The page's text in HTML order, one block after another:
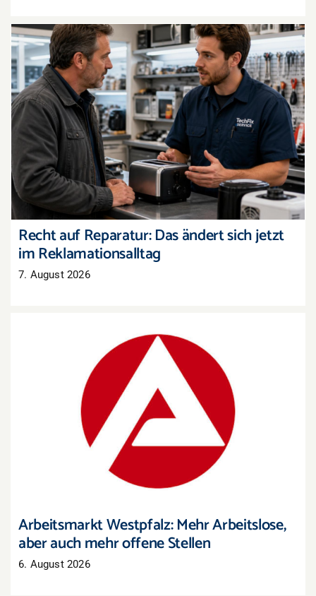
Recht auf Reparatur: Das ändert sich jetzt im
Reklamationsalltag
Recht auf Reparatur: Das ändert sich jetzt
im Reklamationsalltag
7. August 2026
Arbeitsmarkt Westpfalz: Mehr Arbeitslose, aber
auch mehr offene Stellen
Arbeitsmarkt Westpfalz: Mehr Arbeitslose,
aber auch mehr offene Stellen
6. August 2026